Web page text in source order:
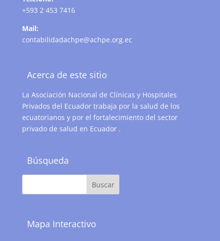
+593 2 453 7416
Mail:
contabilidadachpe@achpe.org.ec
Acerca de este sitio
La Asociación Nacional de Clínicas y Hospitales
Privados del Ecuador trabaja por la salud de los
ecuatorianos y por el fortalecimiento del sector
privado de salud en Ecuador .
Búsqueda
Mapa Interactivo